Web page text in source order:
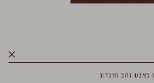
בצבע זהב מוברש